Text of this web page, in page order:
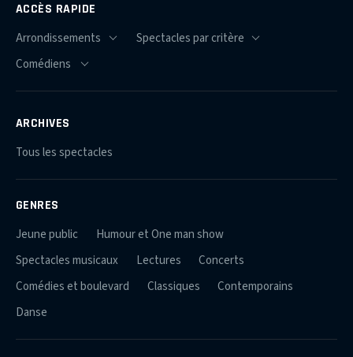
ACCÈS RAPIDE
ARCHIVES
Tous les spectacles
GENRES
Jeune public
Humour et One man show
Spectacles musicaux
Lectures
Concerts
Comédies et boulevard
Classiques
Contemporains
Danse